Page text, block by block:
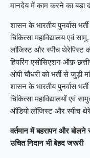
मानदेय में काम करने का
शासन के भारतीय पुनर्वास
चिकित्सा महाविद्यालय एवं
लॉजिस्ट और स्पीच थेरेपिस्ट
हियरिंग एसोसिएशन ऑफ़
ओपी चौधरी को भर्ती से जुड़ी
शासन के भारतीय पुनर्वास
चिकित्सा महाविद्यालयों एवं
ऑडियो लॉजिस्ट और स्पीच
वर्तमान में बहरापन और
उचित निदान भी बेहद जरूरी